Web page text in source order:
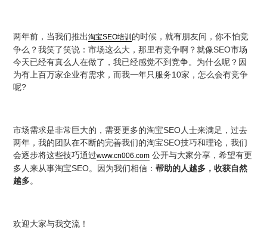
两年前，当我们推出淘宝SEO培训 的 时候，就有朋友问，你不怕竞
争么？我笑了笑说：市场这么大，那里有竞争啊？就像SEO市场
今天已经有真么人在做了，我已经感觉不到竞争。为什么呢？因
为有上百万家企业有需求，而我一年只服务10家，怎么会有竞争
呢?
市场需求是非常巨大的，需要更多的淘宝SEO 人士来满足，过去
两年，我的团队在不断的完善我们的淘宝SEO技巧和理论，我们
会逐步将这些技巧通过www.cn006.com 公开与大家分享，希望有更
多人来从事淘宝SEO。因为我们相信：帮助的人越多，收获自然
越多。
欢迎大家与我交流！